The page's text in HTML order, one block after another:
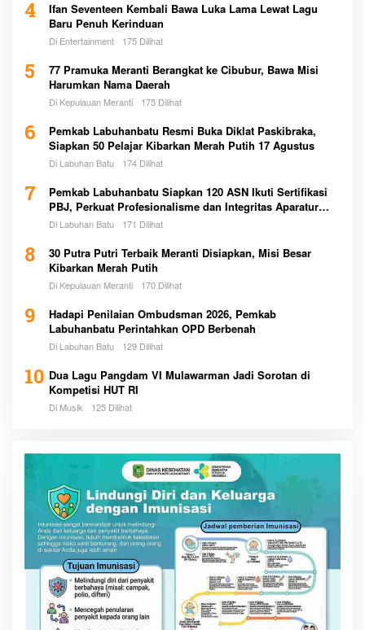
4
Ifan Seventeen Kembali Bawa Luka Lama Lewat Lagu
Baru Penuh Kerinduan
Di Entertainment 175 Dilihat
5
77 Pramuka Meranti Berangkat ke Cibubur, Bawa Misi
Harumkan Nama Daerah
Di Kepulauan Meranti 175 Dilihat
6
Pemkab Labuhanbatu Resmi Buka Diklat Paskibraka,
Siapkan 50 Pelajar Kibarkan Merah Putih 17 Agustus
Di Labuhan Batu 174 Dilihat
7
Pemkab Labuhanbatu Siapkan 120 ASN Ikuti Sertifikasi
PBJ, Perkuat Profesionalisme dan Integritas Aparatur
Pemerintah
Di Labuhan Batu 171 Dilihat
8
30 Putra Putri Terbaik Meranti Disiapkan, Misi Besar
Kibarkan Merah Putih
Di Kepulauan Meranti 170 Dilihat
9
Hadapi Penilaian Ombudsman 2026, Pemkab
Labuhanbatu Perintahkan OPD Berbenah
Di Labuhan Batu 129 Dilihat
10 Dua Lagu Pangdam VI Mulawarman Jadi Sorotan di
Kompetisi HUT RI
Di Musik 125 Dilihat